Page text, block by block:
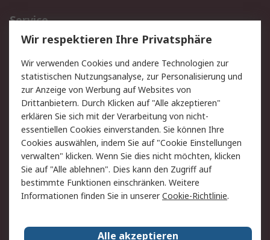
Service
Value Added Services
Lieferlösungen
Rücksendungen
Kontakt
Hilfe
Rechtliches
AGB
Datenschutz
Cookie-Richtlinie
Zahlungsbedingungen
Copyright/Impressum
Über RS
Karriere bei RS
Nachhaltigkeit
Wir respektieren Ihre Privatsphäre
Wir verwenden Cookies und andere Technologien zur
statistischen Nutzungsanalyse, zur Personalisierung und
zur Anzeige von Werbung auf Websites von
Drittanbietern. Durch Klicken auf "Alle akzeptieren"
erklären Sie sich mit der Verarbeitung von nicht-
essentiellen Cookies einverstanden. Sie können Ihre
Cookies auswählen, indem Sie auf "Cookie Einstellungen
verwalten" klicken. Wenn Sie dies nicht möchten, klicken
Sie auf "Alle ablehnen". Dies kann den Zugriff auf
bestimmte Funktionen einschränken. Weitere
Informationen finden Sie in unsererCookie-Richtlinie.
Alle akzeptieren